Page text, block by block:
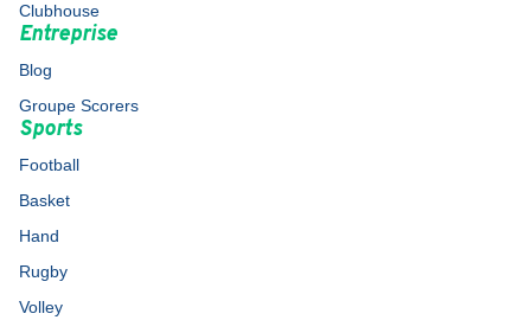
Clubhouse
Entreprise
Blog
Groupe Scorers
Sports
Football
Basket
Hand
Rugby
Volley